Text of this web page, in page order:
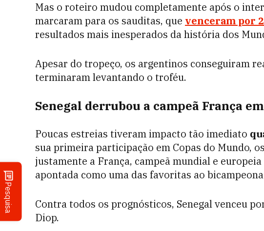
Pesquisa
Mas o roteiro mudou completamente após o
marcaram para os sauditas, que venceram por 2
resultados mais inesperados da história dos
Apesar do tropeço, os argentinos conseguiram
terminaram levantando o troféu.
Senegal derrubou a campeã França
Poucas estreias tiveram impacto tão imediato
sua primeira participação em Copas do Mundo,
justamente a França, campeã mundial e
apontada como uma das favoritas ao
Contra todos os prognósticos, Senegal venceu
Diop.